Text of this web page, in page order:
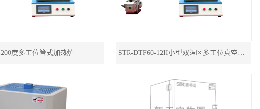
度多工位管式加热炉 STR-DTF60-12II小型双温区多工位真空管式炉